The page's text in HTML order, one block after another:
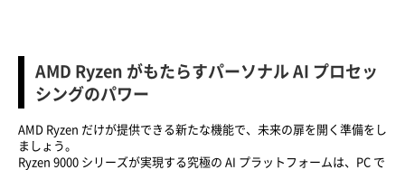
AMD Ryzen がもたらすパーソナル AI プロセッ
シングのパワー
AMD Ryzen だけが提供できる新たな機能で、未来の扉を開く準備をし
ましょう。
Ryzen 9000 シリーズが実現する究極の AI プラットフォームは、PC で